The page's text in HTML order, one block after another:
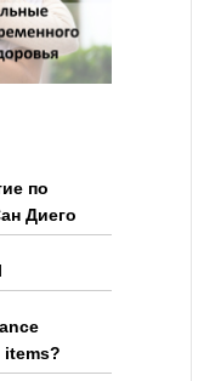
по
Диего
items?